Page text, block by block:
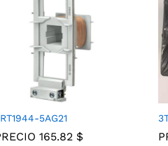
5AG21
165.82 $